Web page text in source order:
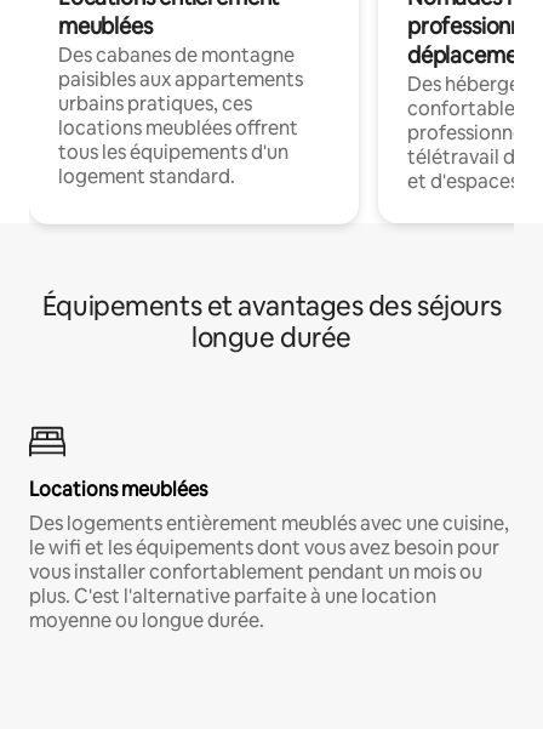
meublées
Des cabanes de montagne
paisibles aux appartements
urbains pratiques, ces
locations meublées offrent
tous les équipements d'un
logement standard.
déplacement
Des
confortables
professionnels
télétravail
et d'espaces
Équipements et avantages des séjours
longue durée
Locations meublées
Des logements entièrement meublés avec une cuisine,
le wifi et les équipements dont vous avez besoin pour
vous installer confortablement pendant un mois ou
plus. C'est l'alternative parfaite à une location
moyenne ou longue durée.